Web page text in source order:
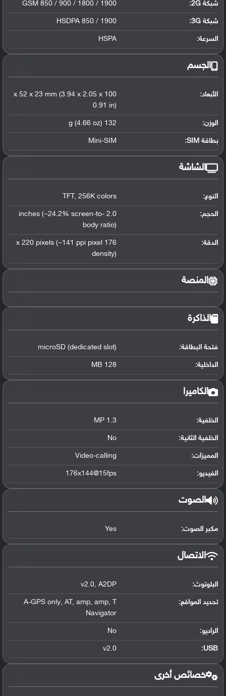
شبكة 2G: GSM 850 / 900 / 1800 / 1900
شبكة 3G :
HSDPA 850 / 1900
السرعة: HSPA
الجسم
الأبعاد:
100 x 52 x 23 mm (3.94 x 2.05 x
0.91 in)
الوزن: 132 g (4.66 oz)
بطاقة SIM: Mini-SIM
الشاشة
النوع: TFT, 256K colors
الحجم:
2.0 inches (~24.2% screen-to-
body ratio)
الدقة:
176 x 220 pixels (~141 ppi pixel
density)
المنصة
الذاكرة
فتحة البطاقة: microSD (dedicated slot)
الداخلية: 128 MB
الكاميرا
الخلفية: 1.3 MP
الخلفية الثانية: No
المميزات: Video-calling
الفيديو: 176x144@15fps
الصوت
مكبر الصوت: Yes
الاتصال
البلوتوث:
v2.0, A2DP
تحديد المواقع:
A-GPS only, AT, amp, amp, T
Navigator
الراديو: No
USB
:
v2.0
خصائص أخرى